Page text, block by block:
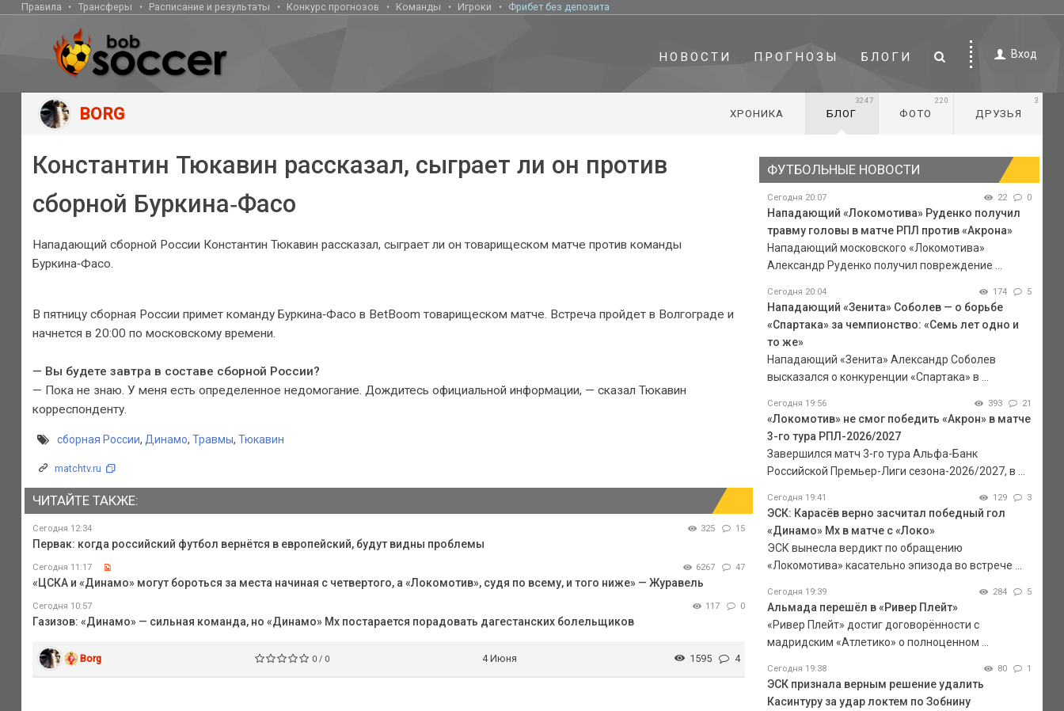
Правила Трансферы Расписание и результаты Конкурс прогнозов Команды Игроки Фрибет без депозита
НОВОСТИ ПРОГНОЗЫ БЛОГИ Вход
BORG ХРОНИКА БЛОГ
3247
ФОТО
220
ДРУЗЬЯ
3
Константин Тюкавин рассказал, сыграет ли он против
сборной Буркина‑Фасо
Нападающий сборной России Константин Тюкавин рассказал, сыграет ли он товарищеском матче против команды
Буркина‑Фасо.
В пятницу сборная России примет команду Буркина‑Фасо в BetBoom товарищеском матче. Встреча пройдет в Волгограде и
начнется в 20:00 по московскому времени.
— Вы будете завтра в составе сборной России?
— Пока не знаю. У меня есть определенное недомогание. Дождитесь официальной информации, — сказал Тюкавин
корреспонденту.
сборная России, Динамо, Травмы, Тюкавин
matchtv.ru
ЧИТАЙТЕ ТАКЖЕ:
Сегодня 12:34 325 15
Первак: когда российский футбол вернётся в европейский, будут видны проблемы
Сегодня 11:17 6267 47
«ЦСКА и «Динамо» могут бороться за места начиная с четвертого, а «Локомотив», судя по всему, и того ниже» — Журавель
Сегодня 10:57 117 0
Газизов: «Динамо» — сильная команда, но «Динамо» Мх постарается порадовать дагестанских болельщиков
Borg 0 / 0 4 Июня 1595 4
ФУТБОЛЬНЫЕ НОВОСТИ
Сегодня 20:07 22 0
Нападающий «Локомотива» Руденко получил
травму головы в матче РПЛ против «Акрона»
Нападающий московского «Локомотива»
Александр Руденко получил повреждение ...
Сегодня 20:04 174 5
Нападающий «Зенита» Соболев — о борьбе
«Спартака» за чемпионство: «Семь лет одно и
то же»
Нападающий «Зенита» Александр Соболев
высказался о конкуренции «Спартака» в ...
Сегодня 19:56 393 21
«Локомотив» не смог победить «Акрон» в матче
3-го тура РПЛ-2026/2027
Завершился матч 3-го тура Альфа-Банк
Российской Премьер-Лиги сезона-2026/2027, в ...
Сегодня 19:41 129 3
ЭСК: Карасёв верно засчитал победный гол
«Динамо» Мх в матче с «Локо»
ЭСК вынесла вердикт по обращению
«Локомотива» касательно эпизода во встрече ...
Сегодня 19:39 284 5
Альмада перешёл в «Ривер Плейт»
«Ривер Плейт» достиг договорённости с
мадридским «Атлетико» о полноценном ...
Сегодня 19:38 80 1
ЭСК признала верным решение удалить
Касинтуру за удар локтем по Зобнину